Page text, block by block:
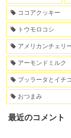
ココアクッキー
トウモロコシ
アメリカンチェリ
アーモンドミルク
ブッラータとイチ
おつまみ
最近のコメント